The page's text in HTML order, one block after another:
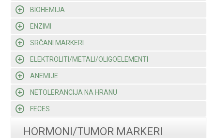
BIOHEMIJA
ENZIMI
SRČANI MARKERI
ELEKTROLITI/METALI/OLIGOELEMENTI
ANEMIJE
NETOLERANCIJA NA HRANU
FECES
HORMONI/TUMOR MARKERI